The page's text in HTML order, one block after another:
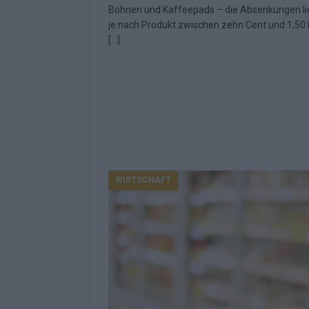
Fazit zum ESC 2026 KOMMENTAR
Bohnen und Kaffeepads – die Absenkungen
je nach Produkt zwischen zehn Cent und 1,50
WIRTSCHAFT